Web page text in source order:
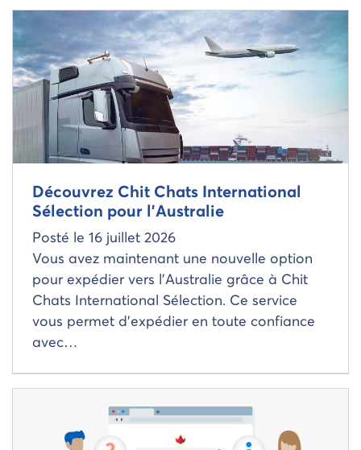
Découvrez Chit Chats International
Sélection pour l’Australie
Posté le 16 juillet 2026
Vous avez maintenant une nouvelle option
pour expédier vers l’Australie grâce à Chit
Chats International Sélection. Ce service
vous permet d’expédier en toute confiance
avec…
Read more about